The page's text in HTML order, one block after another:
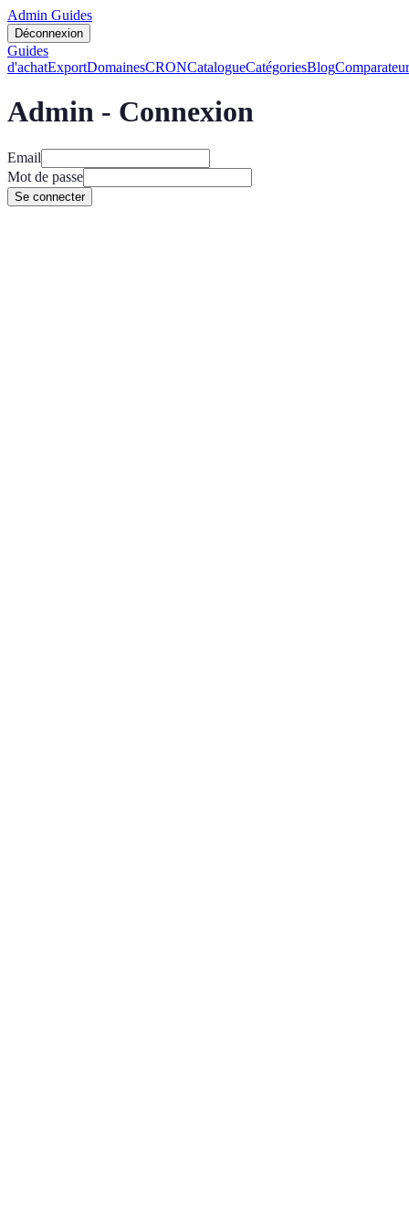
Admin Guides
Déconnexion
Guides
d'achatExportDomainesCRONCatalogueCatégoriesBlog
Admin - Connexion
Email
Mot de passe
Se connecter